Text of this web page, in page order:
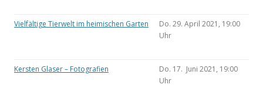
Vielfältige Tierwelt im heimischen Garten
Do. 29. April 2021, 19:00
Uhr
Kersten Glaser – Fotografien
Do. 17. Juni 2021, 19:00
Uhr